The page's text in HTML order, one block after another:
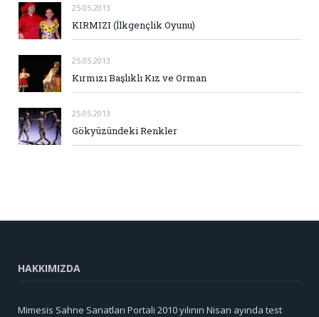
25.05.2013
KIRMIZI (İlkgençlik Oyunu)
25.05.2013
Kırmızı Başlıklı Kız ve Orman
25.05.2013
Gökyüzündeki Renkler
HAKKIMIZDA
Mimesis Sahne Sanatları Portali 2010 yılının Nisan ayında test